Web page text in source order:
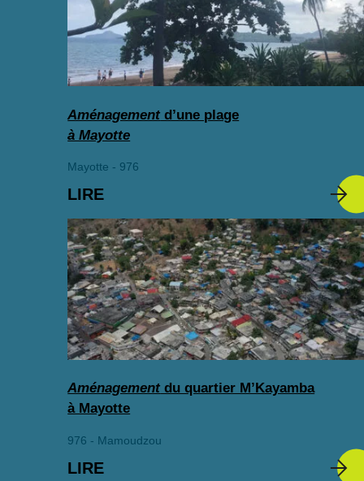
Aménagement d’une plage
à Mayotte
Mayotte - 976
LIRE
Aménagement du quartier M’Kayamba
à Mayotte
976 - Mamoudzou
LIRE